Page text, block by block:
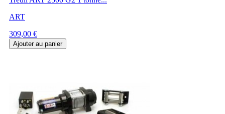
ART
Prix
309,00 €
Ajouter au panier